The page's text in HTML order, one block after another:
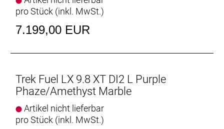
als auch den Carbonmodellen des Fuel. Und dank
der praktischen Aufnahmepunkte am Oberrohr
kannst du noch mehr Equipment mitnehmen.
Rahmentaschen und vieles mehr.
Active Braking Pivot
Active Braking Pivot erlaubt unseren Ingenieuren die
pro Stück (inkl. MwSt.)
7.199,00 EUR
Trek Fuel LX 9.8 XT DI2 L Purple
Phaze/Amethyst Marble
Artikel nicht lieferbar
pro Stück (inkl. MwSt.)